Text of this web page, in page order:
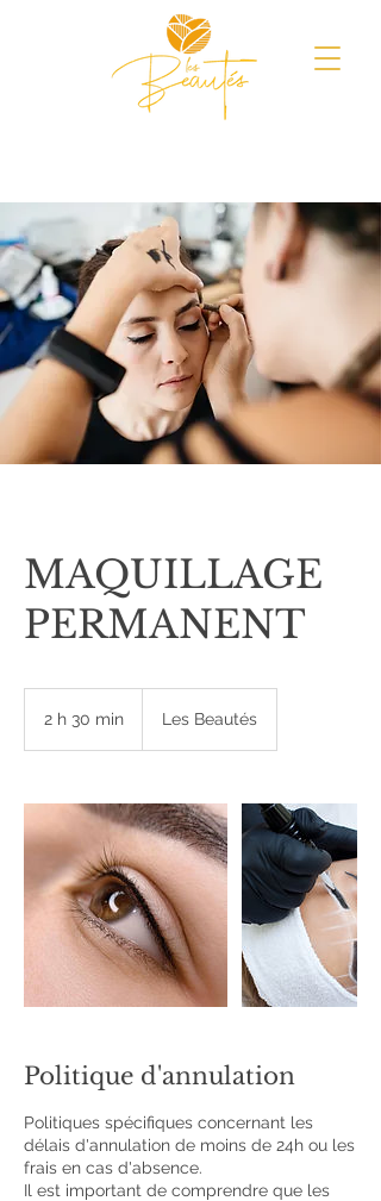
MAQUILLAGE
PERMANENT
2 h 30 min
m
i
n
Les Beautés
Politique d'annulation
Politiques spécifiques concernant les
délais d'annulation de moins de 24h ou les
frais en cas d'absence.
Il est important de comprendre que les